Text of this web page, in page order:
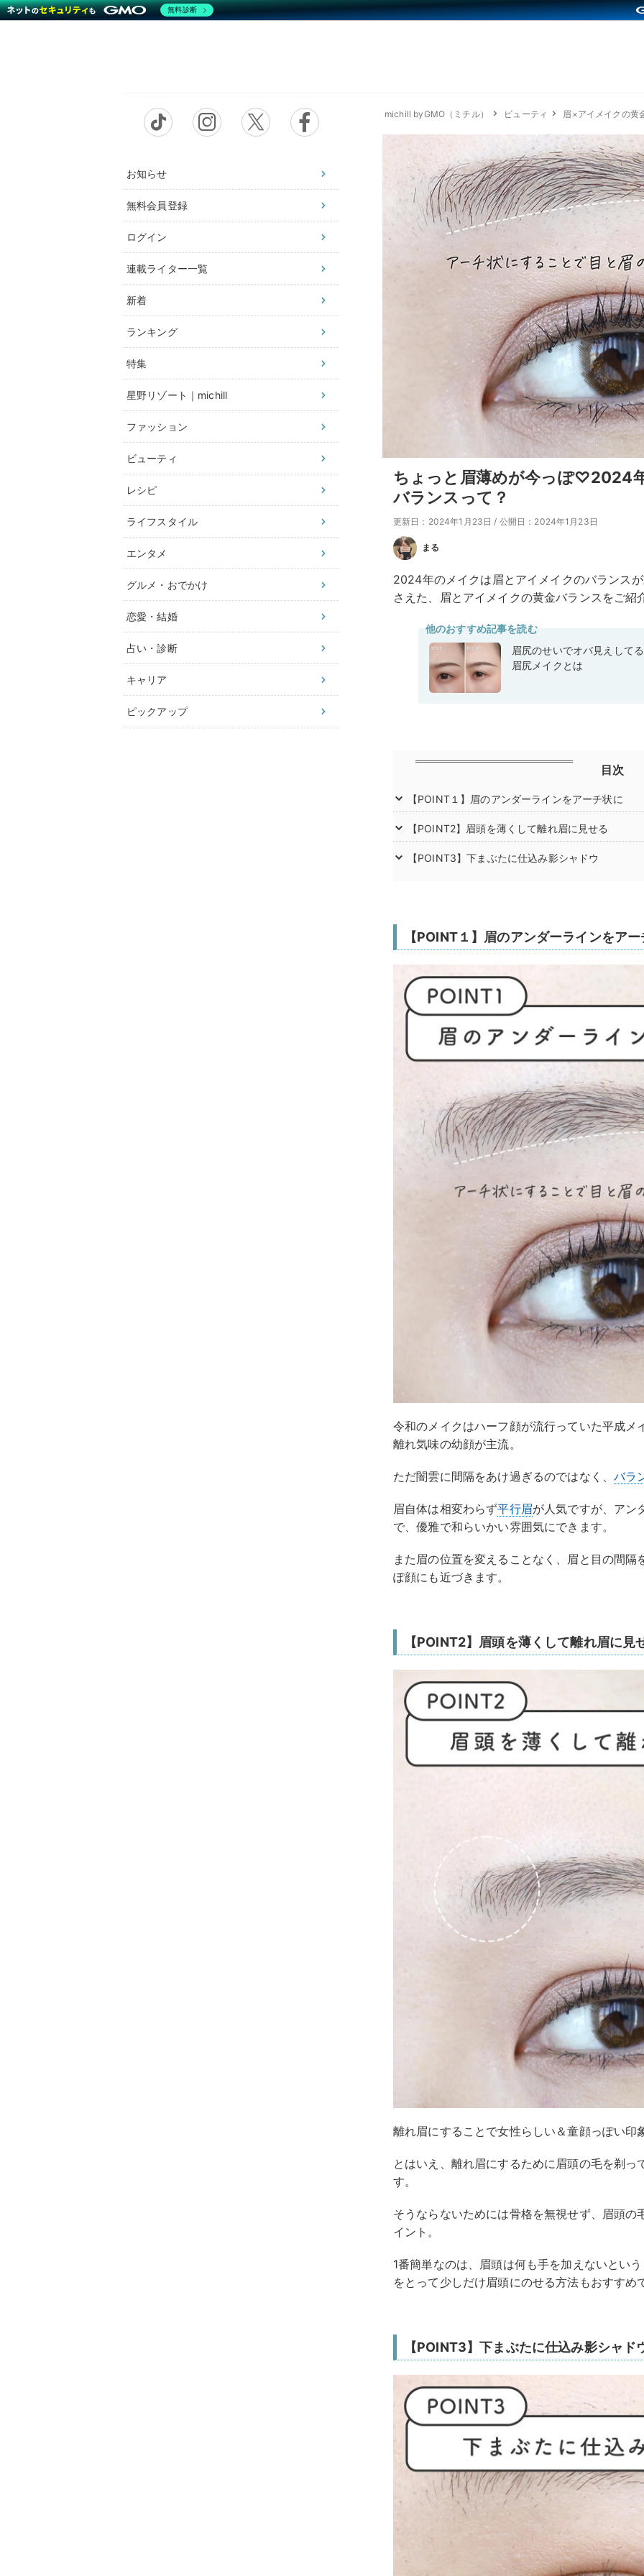
お知らせ
無料会員登録
ログイン
連載ライター一覧
新着
ランキング
特集
星野リゾート｜michill
ファッション
ビューティ
レシピ
ライフスタイル
エンタメ
グルメ・おでかけ
恋愛・結婚
占い・診断
キャリア
ピックアップ
michill byGMO（ミチル） ビューティ 眉×アイメイクの黄
ちょっと眉薄めが今っぽ♡2024
バランスって？
更新日：2024年1月23日 / 公開日：2024年1月23日
まる
2024年のメイクは眉とアイメイクのバランス
さえた、眉とアイメイクの黄金バランスをご紹
他のおすすめ記事を読む
眉尻のせいでオバ見えして
眉尻メイクとは
目次
【POINT１】眉のアンダーラインをアーチ状に
【POINT2】眉頭を薄くして離れ眉に見せる
【POINT3】下まぶたに仕込み影シャドウ
【POINT１】眉のアンダーラインをア
令和のメイクはハーフ顔が流行っていた平成メ
離れ気味の幼顔が主流。
ただ闇雲に間隔をあけ過ぎるのではなく、バラ
眉自体は相変わらず平行眉が人気ですが、アン
で、優雅で和らいかい雰囲気にできます。
また眉の位置を変えることなく、眉と目の間
ぽ顔にも近づきます。
【POINT2】眉頭を薄くして離れ眉に見
離れ眉にすることで女性らしい＆童顔っぽい印
とはいえ、離れ眉にするために眉頭の毛を剃
す。
そうならないためには骨格を無視せず、眉頭
イント。
1番簡単なのは、眉頭は何も手を加えないとい
をとって少しだけ眉頭にのせる方法もおすすめ
【POINT3】下まぶたに仕込み影シャド
無料診断